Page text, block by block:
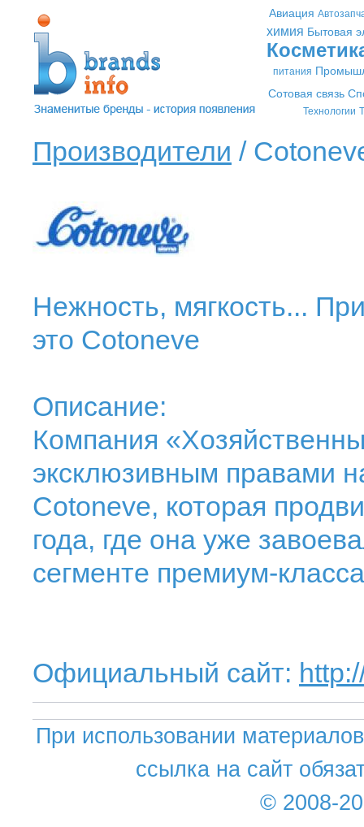
Авиация
химия Бытовая
питания
Сотовая связь
Технологии
Производители /
Нежность, мягкость...
это Cotoneve
Описание:
Компания
эксклюзивным правами
Cotoneve, которая
года, где она уже
сегменте премиум-
Официальный сайт:
При использовании
ссылка на сайт
© 2008-